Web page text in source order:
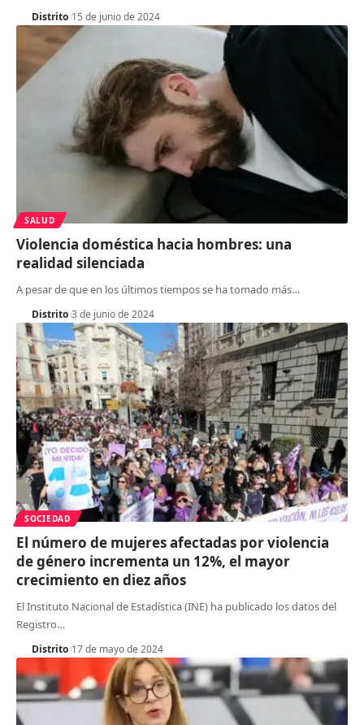
Distrito 15 de junio de 2024
SALUD
Violencia doméstica hacia hombres: una
realidad silenciada
A pesar de que en los últimos tiempos se ha tomado más…
Distrito 3 de junio de 2024
SOCIEDAD
El número de mujeres afectadas por violencia
de género incrementa un 12%, el mayor
crecimiento en diez años
El Instituto Nacional de Estadística (INE) ha publicado los datos del
Registro…
Distrito 17 de mayo de 2024